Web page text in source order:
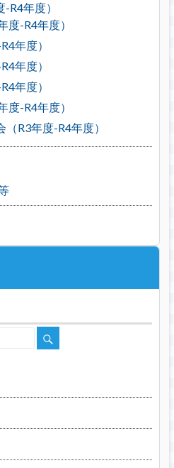
R4年度）
度-R4年度）
年度）
年度）
年度）
度-R4年度）
R3年度-R4年度）